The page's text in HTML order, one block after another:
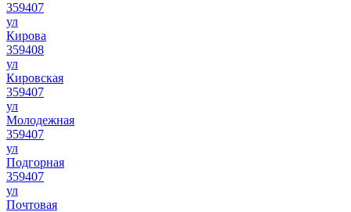
359407
ул
Кирова
359408
ул
Кировская
359407
ул
Молодежная
359407
ул
Подгорная
359407
ул
Почтовая